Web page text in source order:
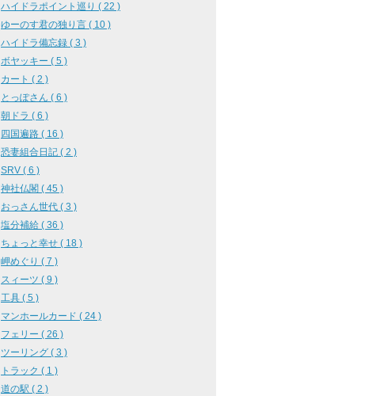
ハイドラポイント巡り ( 22 )
ゆーのす君の独り言 ( 10 )
ハイドラ備忘録 ( 3 )
ボヤッキー ( 5 )
カート ( 2 )
とっぽさん ( 6 )
朝ドラ ( 6 )
四国遍路 ( 16 )
恐妻組合日記 ( 2 )
SRV ( 6 )
神社仏閣 ( 45 )
おっさん世代 ( 3 )
塩分補給 ( 36 )
ちょっと幸せ ( 18 )
岬めぐり ( 7 )
スィーツ ( 9 )
工具 ( 5 )
マンホールカード ( 24 )
フェリー ( 26 )
ツーリング ( 3 )
トラック ( 1 )
道の駅 ( 2 )